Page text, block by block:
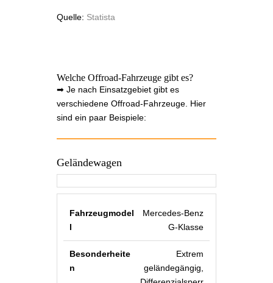
Quelle: Statista
Welche Offroad-Fahrzeuge gibt es?
➡ Je nach Einsatzgebiet gibt es
verschiedene Offroad-Fahrzeuge. Hier
sind ein paar Beispiele:
Geländewagen
Mercedes-Benz
G-Klasse
Extrem
geländegängig,